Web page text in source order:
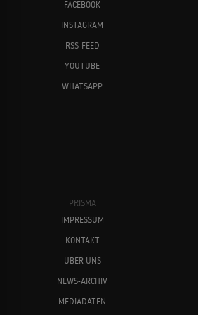
FACEBOOK
INSTAGRAM
RSS-FEED
YOUTUBE
WHATSAPP
PRISMA
IMPRESSUM
KONTAKT
ÜBER UNS
NEWS-ARCHIV
MEDIADATEN